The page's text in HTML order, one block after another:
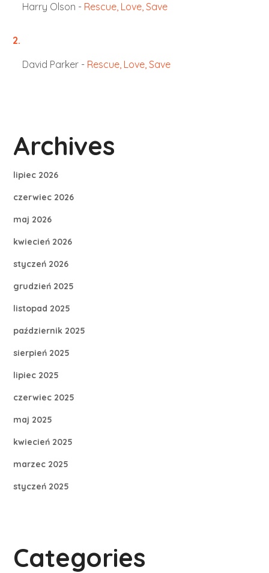
Harry Olson - Rescue, Love, Save
David Parker- Rescue, Love, Save
Archives
lipiec 2026
czerwiec 2026
maj 2026
kwiecień 2026
styczeń 2026
grudzień 2025
listopad 2025
październik 2025
sierpień 2025
lipiec 2025
czerwiec 2025
maj 2025
kwiecień 2025
marzec 2025
styczeń 2025
Categories